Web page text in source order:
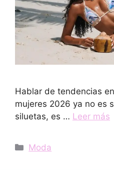
Hablar de tendencias
mujeres 2026 ya no es
siluetas, es … Leer más
Categorías
Moda